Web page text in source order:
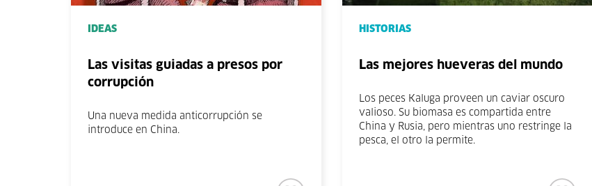
IDEAS
Las visitas guiadas a presos por
corrupción
Una nueva medida anticorrupción se
introduce en China.
HISTORIAS
Las mejores hueveras del mundo
Los peces Kaluga proveen un caviar oscuro
valioso. Su biomasa es compartida entre
China y Rusia, pero mientras uno restringe la
pesca, el otro la permite.